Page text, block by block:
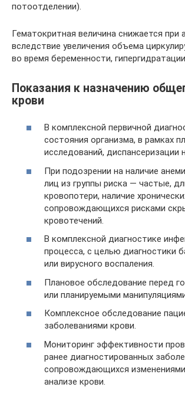
потоотделении).
Гематокритная величина снижается при
вследствие увеличения объема
во время беременности, гипергидратации.
Показания к назначению
крови
В комплексной первичной
состояния организма, в рамках
исследований, диспансеризации
При подозрении на наличие
лиц из группы риска — частые,
кровопотери, наличие
сопровождающихся рисками
кровотечений.
В комплексной диагностике
процесса, с целью диагностики
или вирусного воспаления.
Плановое обследование перед
или планируемыми
Комплексное обследование
заболеваниями крови.
Мониторинг эффективности
ранее диагностированных
сопровождающихся
анализе крови.